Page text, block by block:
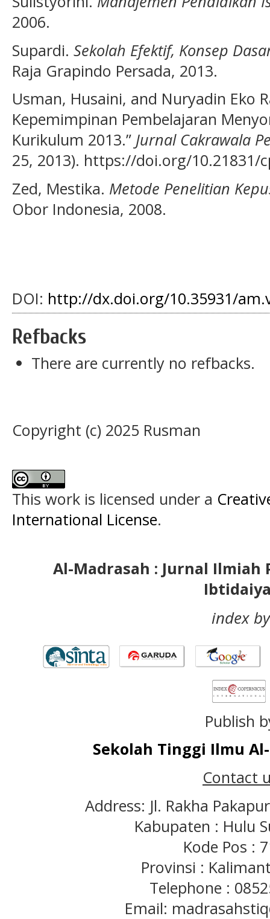
2006.
Supardi. Sekolah Efektif, Konsep
Raja Grapindo Persada, 2013.
Usman, Husaini, and Nuryadin Eko
Kepemimpinan Pembelajaran
Kurikulum 2013.” Jurnal Cakrawala
25, 2013). https://doi.org/10.21831/
Zed, Mestika. Metode Penelitian
Obor Indonesia, 2008.
DOI: http://dx.doi.org/10.35931/
Refbacks
There are currently no refbacks.
Copyright (c) 2025 Rusman
This work is licensed under a
International License.
Al-Madrasah : Jurnal Ilmiah
index
Publish
Sekolah Tinggi Ilmu
Contact
Address: Jl. Rakha
Kabupaten : Hulu
Kode Pos :
Provinsi :
Telephone :
Email: